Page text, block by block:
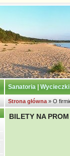
Sanatoria| Wycieczki
Strona główna» O
BILETY NA